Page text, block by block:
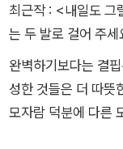
최근작 : <내일도 그
는 두 발로 걸어 주세
완벽하기보다는 결
성한 것들은 더 따뜻
모자람 덕분에 다른